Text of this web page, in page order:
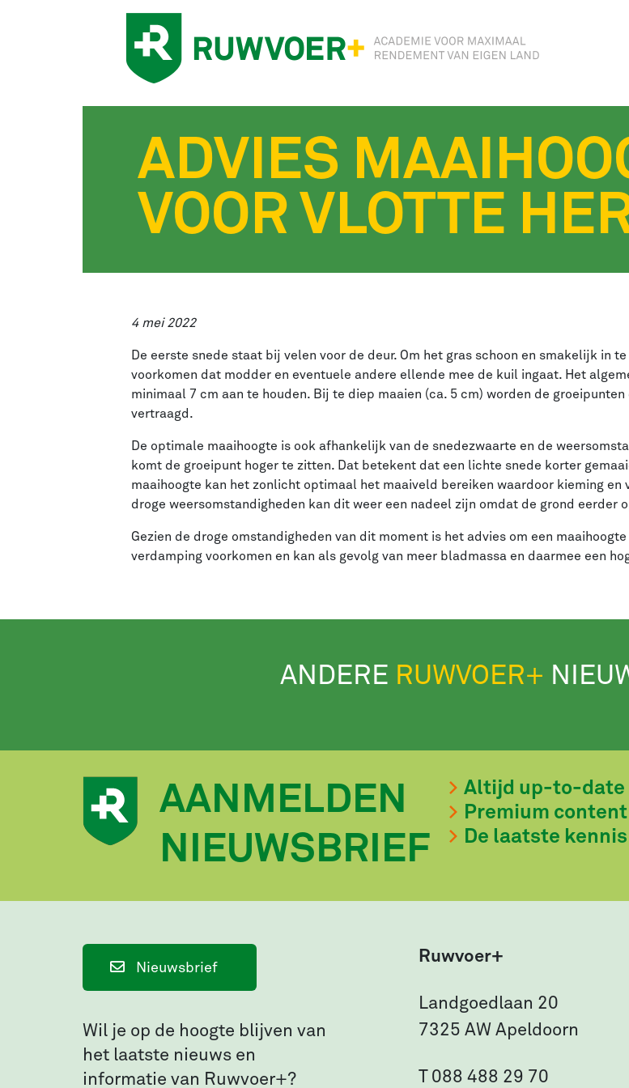
ADVIES
VOOR VLOTTE
4 mei 2022
De eerste snede staat bij velen voor de deur. Om het gras schoon en smakelijk in
voorkomen dat modder en eventuele andere ellende mee de kuil ingaat. Het
minimaal 7 cm aan te houden. Bij te diep maaien (ca. 5 cm) worden de
vertraagd.
De optimale maaihoogte is ook afhankelijk van de snedezwaarte en de
komt de groeipunt hoger te zitten. Dat betekent dat een lichte snede korter
maaihoogte kan het zonlicht optimaal het maaiveld bereiken waardoor kieming
droge weersomstandigheden kan dit weer een nadeel zijn omdat de grond eerder
Gezien de droge omstandigheden van dit moment is het advies om een
verdamping voorkomen en kan als gevolg van meer bladmassa en daarmee een
ANDERE RUWVOER+
AANMELDEN
NIEUWSBRIEF
Altijd up-to-date
Premium content
De laatste kennis
Nieuwsbrief
Wil je op de hoogte blijven van
het laatste nieuws en
informatie van Ruwvoer+?
Ruwvoer+
Landgoedlaan 20
7325 AW Apeldoorn
T 088 488 29 70